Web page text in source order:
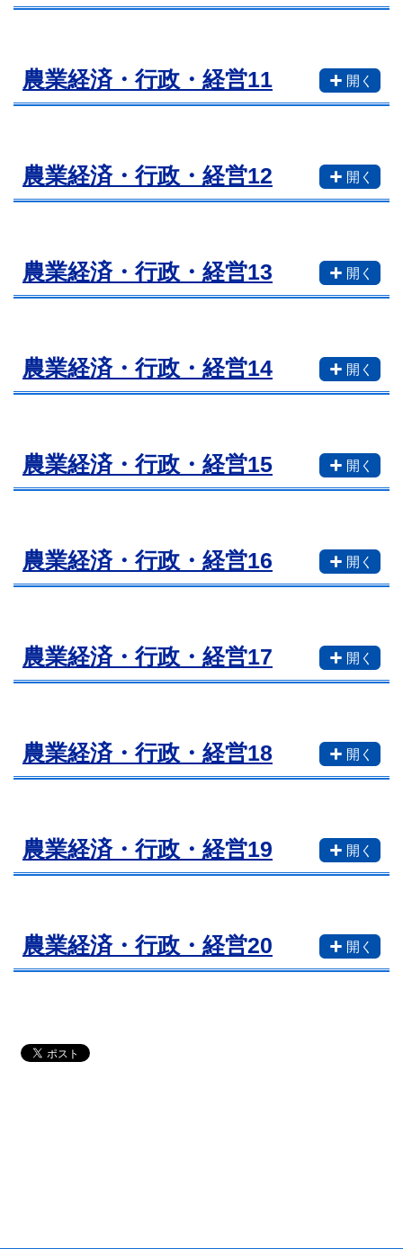
農業経済・行政・経営11
農業経済・行政・経営12
農業経済・行政・経営13
農業経済・行政・経営14
農業経済・行政・経営15
農業経済・行政・経営16
農業経済・行政・経営17
農業経済・行政・経営18
農業経済・行政・経営19
農業経済・行政・経営20